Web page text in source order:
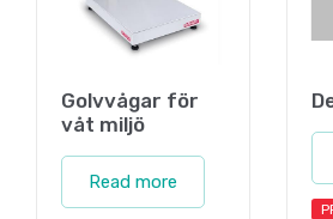
Golvvågar för
våt miljö
Read more